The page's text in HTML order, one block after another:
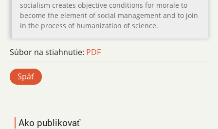
socialism creates objective conditions for morale to
become the element of social management and to join
in the process of humanization of science.
Súbor na stiahnutie: PDF
Späť
Ako publikovať